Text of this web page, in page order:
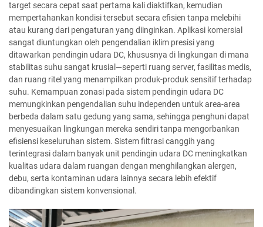
target secara cepat saat pertama kali diaktifkan, kemudian
mempertahankan kondisi tersebut secara efisien tanpa melebihi
atau kurang dari pengaturan yang diinginkan. Aplikasi komersial
sangat diuntungkan oleh pengendalian iklim presisi yang
ditawarkan pendingin udara DC, khususnya di lingkungan di mana
stabilitas suhu sangat krusial—seperti ruang server, fasilitas medis,
dan ruang ritel yang menampilkan produk-produk sensitif terhadap
suhu. Kemampuan zonasi pada sistem pendingin udara DC
memungkinkan pengendalian suhu independen untuk area-area
berbeda dalam satu gedung yang sama, sehingga penghuni dapat
menyesuaikan lingkungan mereka sendiri tanpa mengorbankan
efisiensi keseluruhan sistem. Sistem filtrasi canggih yang
terintegrasi dalam banyak unit pendingin udara DC meningkatkan
kualitas udara dalam ruangan dengan menghilangkan alergen,
debu, serta kontaminan udara lainnya secara lebih efektif
dibandingkan sistem konvensional.